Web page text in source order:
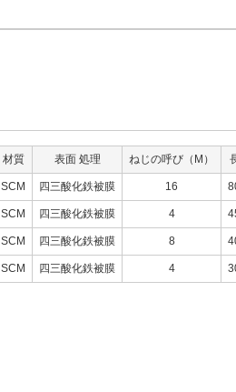
材質 表面 処理 ねじの呼び（M）
SCM 四三酸化鉄被膜 16
SCM 四三酸化鉄被膜 4
SCM 四三酸化鉄被膜 8
SCM 四三酸化鉄被膜 4